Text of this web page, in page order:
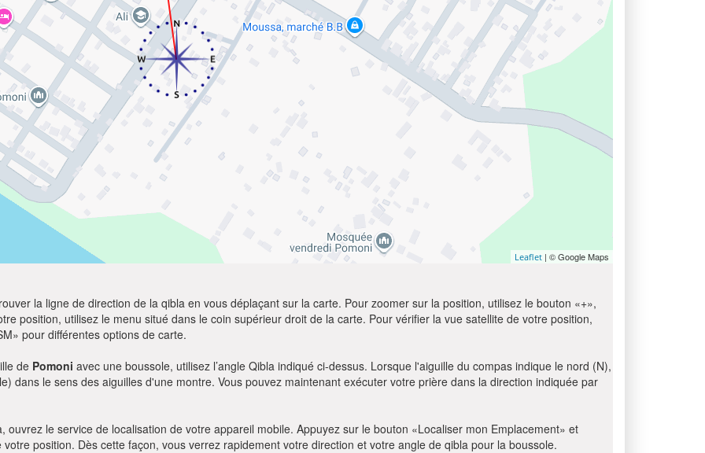
Leaflet | © Google Maps
la ligne de direction de la qibla en vous déplaçant sur la carte. Pour zoomer sur la position, utilisez le bouton «+»,
position, utilisez le menu situé dans le coin supérieur droit de la carte. Pour vérifier la vue satellite de votre position,
pour différentes options de carte.
de Pomoni avec une boussole, utilisez l’angle Qibla indiqué ci-dessus. Lorsque l'aiguille du compas indique le nord (N),
dans le sens des aiguilles d'une montre. Vous pouvez maintenant exécuter votre prière dans la direction indiquée par
le service de localisation de votre appareil mobile. Appuyez sur le bouton «Localiser mon Emplacement» et
position. Dès cette façon, vous verrez rapidement votre direction et votre angle de qibla pour la boussole.